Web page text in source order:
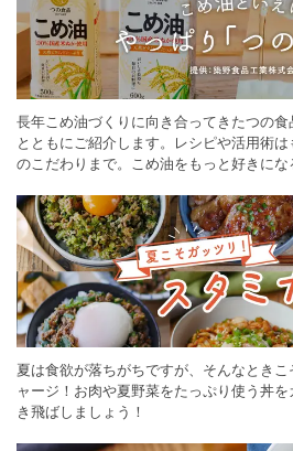
長年こめ油づくりに向き合ってきたつの
とともにご紹介します。レシピや活用術
のこだわりまで。こめ油をもっと好きに
夏は食欲が落ちがちですが、そんなとき
ャージ！お肉や夏野菜をたっぷり使う丼
き飛ばしましょう！